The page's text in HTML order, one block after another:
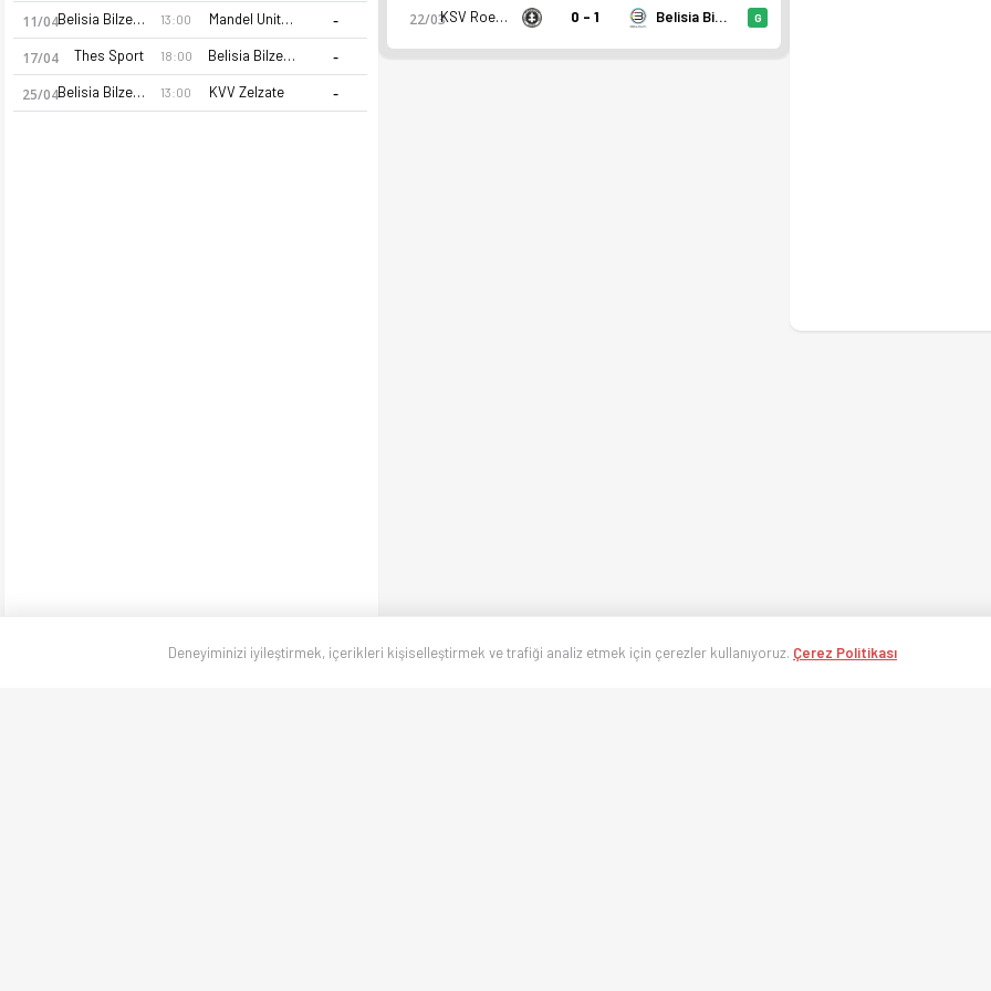
11/04 Belisia Bilzen SV 13:00 Mandel United -
17/04 Thes Sport 18:00 Belisia Bilzen SV -
25/04 Belisia Bilzen SV 13:00 KVV Zelzate -
22/03 KSV Roeselare 0 - 1 Belisia Bilzen SV G
Deneyiminizi iyileştirmek, içerikleri kişiselleştirmek ve trafiği analiz etmek için çerezler kullanıyoruz. Çerez Politikası